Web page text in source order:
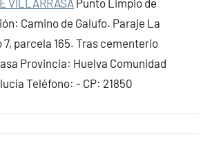
VILLARRASA Punto Limpio de
Camino de Galufo. Paraje La
parcela 165. Tras cementerio
Provincia: Huelva Comunidad
Teléfono: - CP: 21850